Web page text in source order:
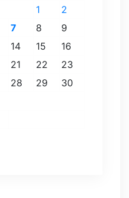
1
2
7 8
9
14 15
16
21 22
23
28 29
30